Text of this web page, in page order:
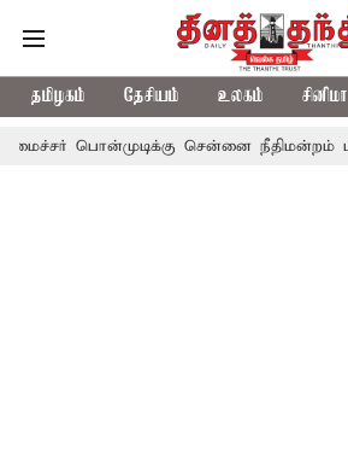
தமிழகம் தேசியம் உலகம் சினிமா
சென்னை நீதிமன்றம் பிடிவாராண்ட்